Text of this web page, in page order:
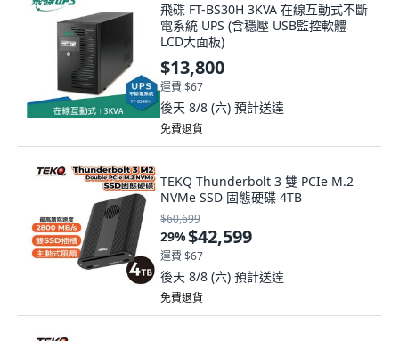
飛碟 FT-BS30H 3KVA 在線互動式不斷
電系統 UPS (含穩壓 USB監控軟體
LCD大面板)
$13,800
運費 $67
後天 8/8 (六) 預計送達
免費退貨
TEKQ Thunderbolt 3 雙 PCIe M.2
NVMe SSD 固態硬碟 4TB
$60,699
29%$42,599
運費 $67
後天 8/8 (六) 預計送達
免費退貨